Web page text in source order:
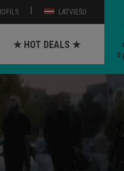
LATVIEŠU
|
0
★ HOT DEALS ★